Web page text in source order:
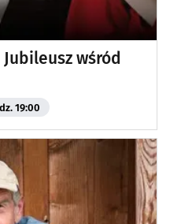
wśród
19:00